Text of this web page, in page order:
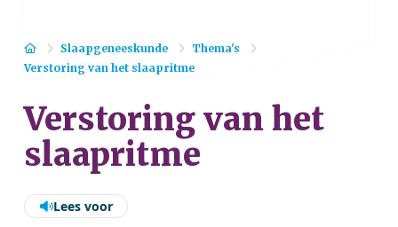
HomeSlaapgeneeskunde
Thema's
Verstoring van het slaapritme
Verstoring van het
slaapritme
Lees voor